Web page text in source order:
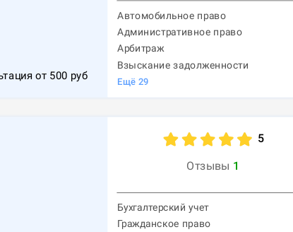
от 500 руб
Автомобильное право
Административное право
Арбитраж
Взыскание задолженности
Ещё 29
5
Отзывы 1
Бухгалтерский учет
Гражданское право